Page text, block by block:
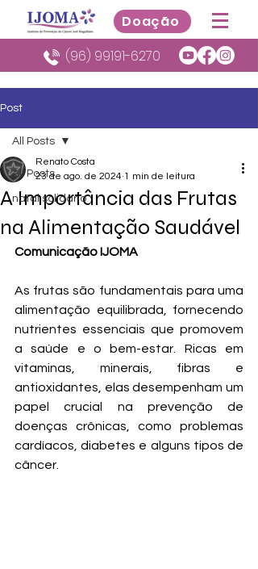
(96) 99191-6270
Doação
Post
All Posts
natal solidario
All Posts
A Importância das Frutas
na Alimentação Saudável
Renato Costa
23 de ago. de 2024 1 min de leitura
Comunicação IJOMA
As frutas são fundamentais para uma
alimentação equilibrada, fornecendo
nutrientes essenciais que promovem
a saúde e o bem-estar. Ricas em
vitaminas, minerais, fibras e
antioxidantes, elas desempenham um
papel crucial na prevenção de
doenças crônicas, como problemas
cardíacos, diabetes e alguns tipos de
câncer.